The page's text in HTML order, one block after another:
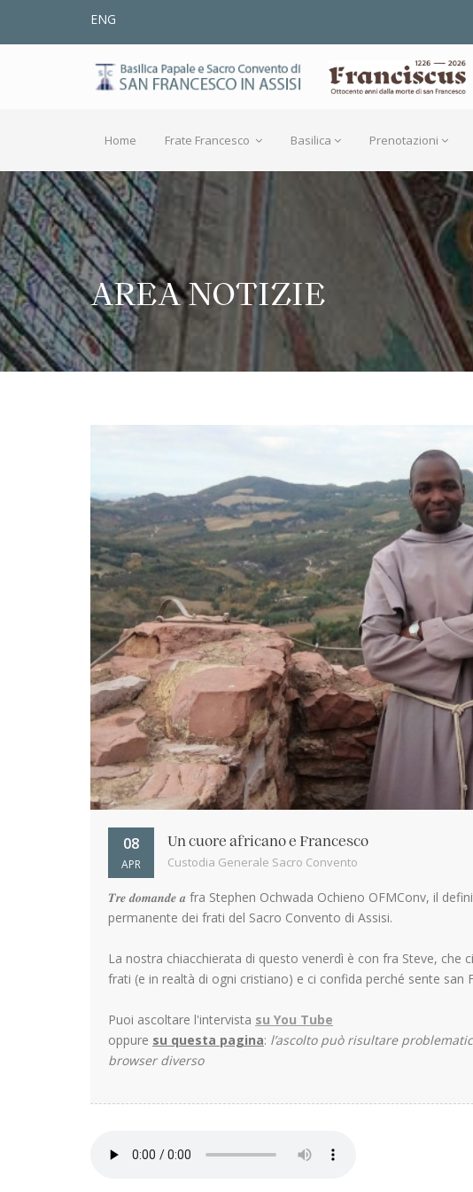
ENG
Home Frate Francesco Basilica Prenotazioni
AREA NOTIZIE
08
APR
Un cuore africano e Francesco
Custodia Generale Sacro Convento
𝑻𝒓𝒆 𝒅𝒐𝒎𝒂𝒏𝒅𝒆 𝒂 fra Stephen Ochwada Ochieno OFMConv, il
permanente dei frati del Sacro Convento di Assisi.
La nostra chiacchierata di questo venerdì è con fra Steve,
frati (e in realtà di ogni cristiano) e ci confida perché sente san
Puoi ascoltare l'intervista su You Tube
oppure su questa pagina: l’ascolto può risultare
browser diverso